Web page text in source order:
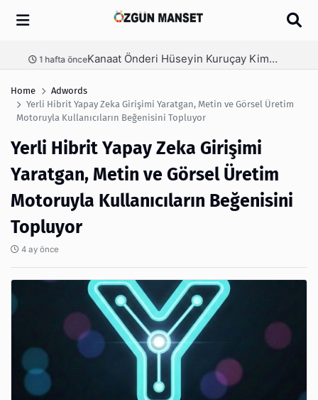
Arama
Kanaat Önderi Hüseyin Kuruçay Kimdir? 3 hafta önce
Home
Adwords
Yerli Hibrit Yapay Zeka Girişimi Yaratgan, Metin ve Görsel Üretim
Motoruyla Kullanıcıların Beğenisini Topluyor
Yerli Hibrit Yapay Zeka Girişimi
Yaratgan, Metin ve Görsel Üretim
Motoruyla Kullanıcıların Beğenisini
Topluyor
4 ay önce